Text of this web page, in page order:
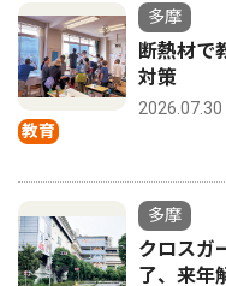
教育
多摩
断熱材で
対策
2026.07.30
多摩
クロスガ
了、来年